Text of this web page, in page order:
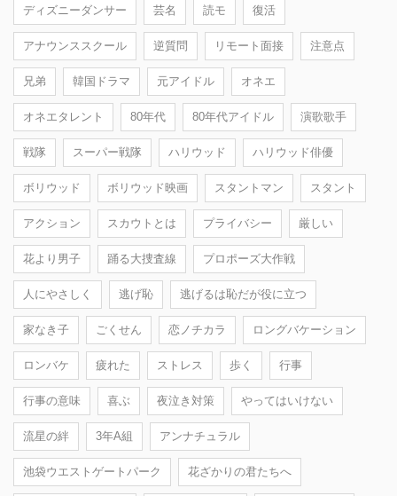
ディズニーダンサー 芸名 読モ 復活
アナウンススクール 逆質問 リモート面接 注意点
兄弟 韓国ドラマ 元アイドル オネエ
オネエタレント 80年代 80年代アイドル 演歌歌手
戦隊 スーパー戦隊 ハリウッド ハリウッド俳優
ボリウッド ボリウッド映画 スタントマン スタント
アクション スカウトとは プライバシー 厳しい
花より男子 踊る大捜査線 プロポーズ大作戦
人にやさしく 逃げ恥 逃げるは恥だが役に立つ
家なき子 ごくせん 恋ノチカラ ロングバケーション
ロンバケ 疲れた ストレス 歩く 行事
行事の意味 喜ぶ 夜泣き対策 やってはいけない
流星の絆 3年A組 アンナチュラル
池袋ウエストゲートパーク 花ざかりの君たちへ